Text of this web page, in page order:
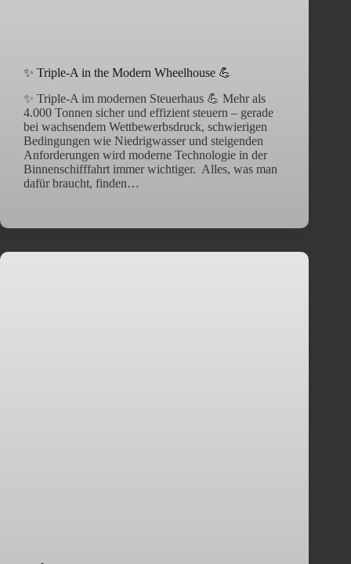
✨ Triple-A in the Modern Wheelhouse 💪
✨ Triple-A im modernen Steuerhaus 💪 Mehr als
4.000 Tonnen sicher und effizient steuern – gerade
bei wachsendem Wettbewerbsdruck, schwierigen
Bedingungen wie Niedrigwasser und steigenden
Anforderungen wird moderne Technologie in der
Binnenschifffahrt immer wichtiger. Alles, was man
dafür braucht, finden…